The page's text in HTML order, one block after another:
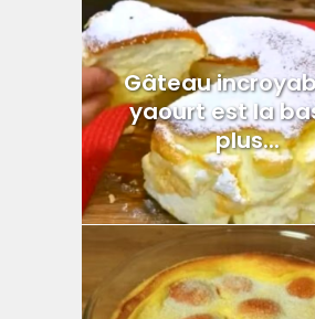
Gâteau
yaourt est la
plus...